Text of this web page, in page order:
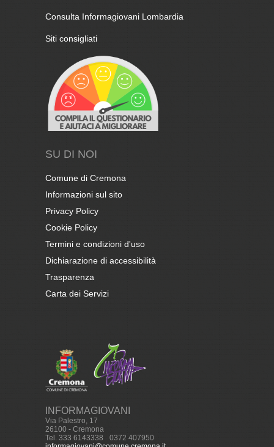
Consulta Informagiovani Lombardia
Siti consigliati
SU DI NOI
Comune di Cremona
Informazioni sul sito
Privacy Policy
Cookie Policy
Termini e condizioni d'uso
Dichiarazione di accessibilità
Trasparenza
Carta dei Servizi
INFORMAGIOVANI
Via Palestro, 17
26100 - Cremona
Tel. 333 6143338
0372 407950